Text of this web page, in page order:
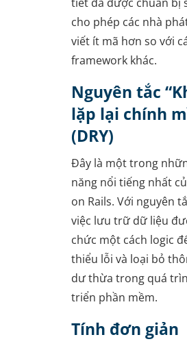
cho phép các nhà
viết ít mã hơn so với
framework khác.
Nguyên tắc
lặp lại chính
(DRY)
Đây là một trong
năng nổi tiếng nhất
on Rails. Với nguyên
việc lưu trữ dữ liệu
chức một cách logic
thiểu lỗi và loại bỏ
dư thừa trong quá
triển phần mềm.
Tính đơn giản